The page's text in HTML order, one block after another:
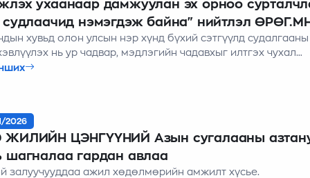
ухаанаар дамжуулан эх орноо
судлаачид нэмэгдэж байна" нийтлэл ӨРӨГ.МН
хувьд олон улсын нэр хүнд бүхий сэтгүүлд судалгааны
нь ур чадвар, мэдлэгийн чадавхыг илтгэх чухал
болдог. Энэ утгаараа “Монголын Залуу Эрдэмтдийн
2026
ЦЭНГҮҮНИЙ Азын сугалааны
шагналаа гардан авлаа
залуучууддаа ажил хөдөлмөрийн амжилт хүсье.